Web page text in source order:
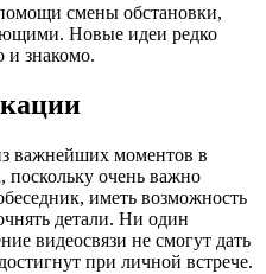
смены обстановки,
Новые идеи редко
и знакомо.
важнейших моментов в
поскольку очень важно
иметь возможность
детали. Ни один
видеосвязи не смогут дать
при личной встрече.